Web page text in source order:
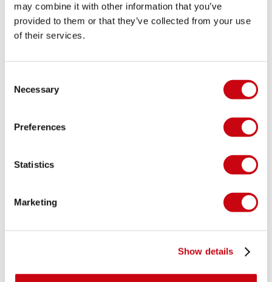
may combine it with other information that you’ve
provided to them or that they’ve collected from your use
of their services.
Selection
Necessary
Preferences
Statistics
Marketing
Show details